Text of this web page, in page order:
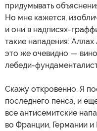
придумывать
Но мне кажется,
и они в надписях-
такие нападения:
это же очевидно —
лебеди-
Скажу откровенно. Я
последнего пенса, и
все антисемитские
во Франции, Германии